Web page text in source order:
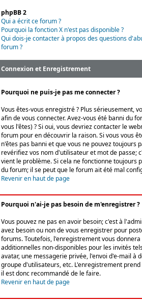
phpBB 2
Qui a écrit ce forum ?
Pourquoi la fonction X n'est pas disponible ?
Qui dois-je contacter à propos des questions
forum ?
Connexion et Enregistrement
Pourquoi ne puis-je pas me connecter ?
Vous êtes-vous enregistré ? Plus sérieusement,
afin de vous connecter. Avez-vous été banni du
vous l'êtes) ? Si oui, vous devriez contacter le
forum pour en découvrir la raison. Si vous vous
n'êtes pas banni et que vous ne pouvez toujours
revérifiez vos nom d'utilisateur et mot de passe;
vient le problème. Si cela ne fonctionne toujours
du forum; il se peut que le forum ait été mal
Revenir en haut de page
Pourquoi n'ai-je pas besoin de m'enregistrer ?
Vous pouvez ne pas en avoir besoin; c'est à
avez besoin ou non de vous enregistrer pour
forums. Toutefois, l'enregistrement vous
additionnelles non-disponibles pour les invités
avatar, une messagerie privée, l'envoi d'e-mail à
groupe d'utilisateurs, etc. L'enregistrement
il est donc recommandé de le faire.
Revenir en haut de page